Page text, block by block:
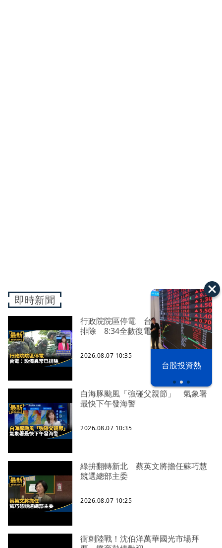
以色列 穹頂
台股投資熱
即時新聞
行政院院區停電 台電：設備異常已
排除 8:34全數復電
2026.08.07 10:35
白海豚颱風「強碰父親節」 氣象署
最快下午發海警
2026.08.07 10:35
綠拚翻轉新北 蔡英文將擔任蘇巧慧
競選總部主委
2026.08.07 10:25
衝刺陸戰！沈伯洋萬華國光市場拜